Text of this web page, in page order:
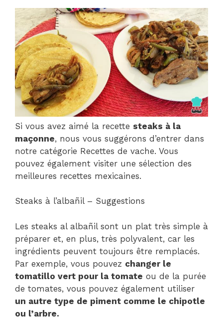
Si vous avez aimé la recette steaks à la
maçonne, nous vous suggérons d’entrer dans
notre catégorie Recettes de vache. Vous
pouvez également visiter une sélection des
meilleures recettes mexicaines.
Steaks à l’albañil – Suggestions
Les steaks al albañil sont un plat très simple à
préparer et, en plus, très polyvalent, car les
ingrédients peuvent toujours être remplacés.
Par exemple, vous pouvez changer le
tomatillo vert pour la tomate ou de la purée
de tomates, vous pouvez également utiliser
un autre type de piment comme le chipotle
ou l’arbre.